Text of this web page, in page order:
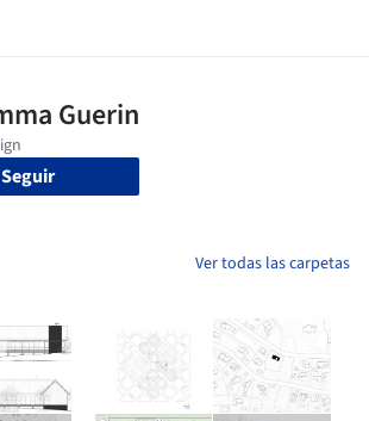
Seguir
Ver todas las carpetas